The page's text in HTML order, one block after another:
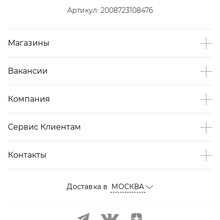
Артикул: 2008723108476
Магазины
Вакансии
Компания
Сервис Клиентам
Контакты
Доставка в МОСКВА